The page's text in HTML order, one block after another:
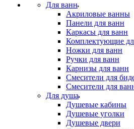
Для ванн
Акриловые ванны
Панели для ванн
Каркасы для ванн
Комплектующие
Ножки для ванн
Ручки для ванн
Карнизы для ванн
Смесители для
Смесители для
Для душа
Душевые кабины
Душевые уголки
Душевые двери